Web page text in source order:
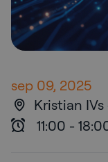
sep 09, 2025
Kristian
11:00 -